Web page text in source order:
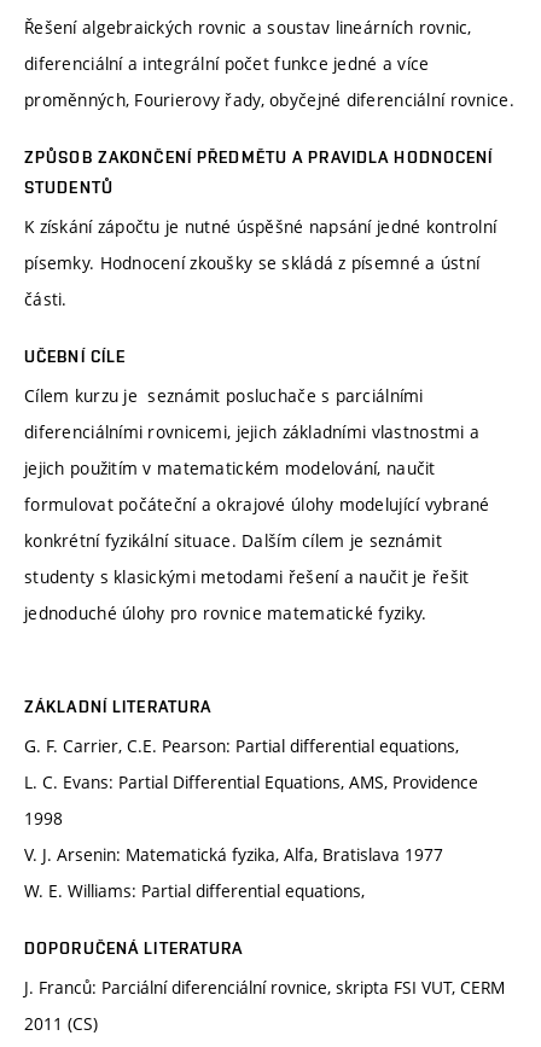
Řešení algebraických rovnic a soustav lineárních rovnic,
diferenciální a integrální počet funkce jedné a více
proměnných, Fourierovy řady, obyčejné diferenciální rovnice.
ZPŮSOB ZAKONČENÍ PŘEDMĚTU A PRAVIDLA HODNOCENÍ
STUDENTŮ
K získání zápočtu je nutné úspěšné napsání jedné kontrolní
písemky. Hodnocení zkoušky se skládá z písemné a ústní
části.
UČEBNÍ CÍLE
Cílem kurzu je seznámit posluchače s parciálními
diferenciálními rovnicemi, jejich základními vlastnostmi a
jejich použitím v matematickém modelování, naučit
formulovat počáteční a okrajové úlohy modelující vybrané
konkrétní fyzikální situace. Dalším cílem je seznámit
studenty s klasickými metodami řešení a naučit je řešit
jednoduché úlohy pro rovnice matematické fyziky.
ZÁKLADNÍ LITERATURA
G. F. Carrier, C.E. Pearson: Partial differential equations,
L. C. Evans: Partial Differential Equations, AMS, Providence
1998
V. J. Arsenin: Matematická fyzika, Alfa, Bratislava 1977
W. E. Williams: Partial differential equations,
DOPORUČENÁ LITERATURA
J. Franců: Parciální diferenciální rovnice, skripta FSI VUT, CERM
2011 (CS)